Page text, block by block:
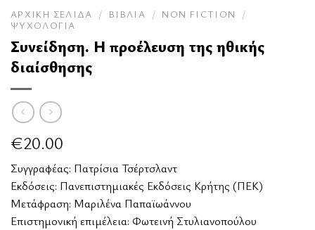
ΑΡΧΙΚΉ ΣΕΛΊΔΑ / ΒΙΒΛΊΑ / NON FICTION
/
ΨΥΧΟΛΟΓΊΑ
Συνείδηση. Η προέλευση της ηθικής
διαίσθησης
€20.00
Συγγραφέας: Πατρίσια Τσέρτσλαντ
Εκδόσεις: Πανεπιστημιακές Εκδόσεις Κρήτης (ΠΕΚ)
Μετάφραση: Μαριλένα Παπαϊωάννου
Επιστημονική επιμέλεια: Φωτεινή Στυλιανοπούλου